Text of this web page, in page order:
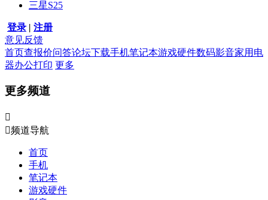
三星S25
登录 | 注册
意见反馈
首页查报价问答论坛下载手机笔记本游戏硬件数码影音家用电
器办公打印 更多
更多频道

频道导航
首页
手机
笔记本
游戏硬件